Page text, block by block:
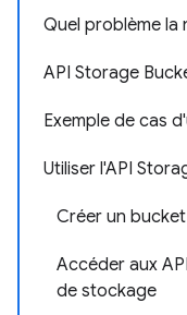
Quel problème la
API Storage
Exemple de cas
Utiliser l'API
Créer un
Accéder aux
de stockage